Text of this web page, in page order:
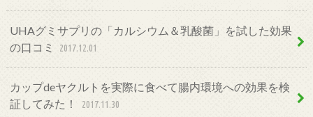
UHAグミサプリの「カルシウム＆乳酸菌」を試した効果
の口コミ
2017.12.01
カップdeヤクルトを実際に食べて腸内環境への効果を検
証してみた！
2017.11.30